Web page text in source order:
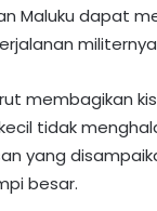
Maluku dapat
membagikan
tidak
yang
besar.